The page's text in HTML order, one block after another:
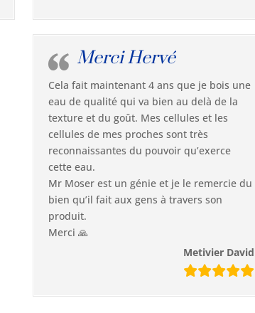
Merci Hervé
Cela fait maintenant 4 ans que je bois une
eau de qualité qui va bien au delà de la
texture et du goût. Mes cellules et les
cellules de mes proches sont très
reconnaissantes du pouvoir qu’exerce
cette eau.
Mr Moser est un génie et je le remercie du
bien qu’il fait aux gens à travers son
produit.
Merci 🙏
Metivier David